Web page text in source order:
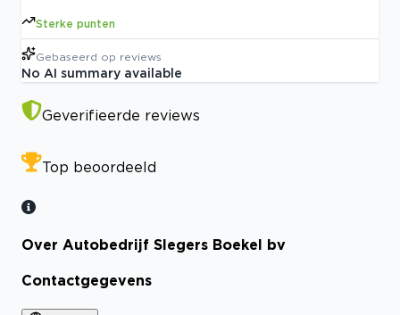
Sterke punten
Gebaseerd op reviews
No AI summary available
Geverifieerde reviews
Top beoordeeld
Over Autobedrijf Slegers Boekel bv
Contactgegevens